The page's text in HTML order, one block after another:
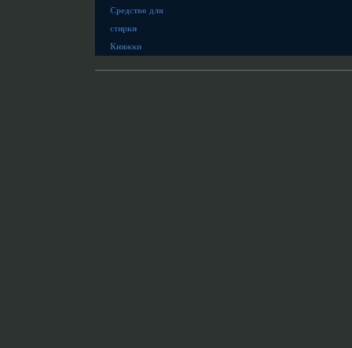
Средство для
стирки
Книжки